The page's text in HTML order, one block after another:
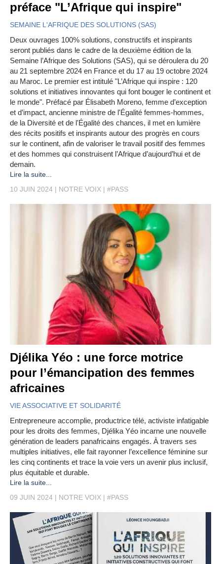
préface "L’Afrique qui inspire"
SEMAINE L'AFRIQUE DES SOLUTIONS (SAS)
Deux ouvrages 100% solutions, constructifs et inspirants
seront publiés dans le cadre de la deuxième édition de la
Semaine l’Afrique des Solutions (SAS), qui se déroulera du 20
au 21 septembre 2024 en France et du 17 au 19 octobre 2024
au Maroc. Le premier est intitulé "L’Afrique qui inspire : 120
solutions et initiatives innovantes qui font bouger le continent et
le monde". Préfacé par Élisabeth Moreno, femme d’exception
et d’impact, ancienne ministre de l'Égalité femmes-hommes,
de la Diversité et de l'Égalité des chances, il met en lumière
des récits positifs et inspirants autour des progrès en cours
sur le continent, afin de valoriser le travail positif des femmes
et des hommes qui construisent l’Afrique d’aujourd’hui et de
demain.
Lire la suite...
10 JUIN 2024
NOTRE VOIX #PASS
Djélika Yéo : une force motrice
pour l’émancipation des femmes
africaines
VIE ASSOCIATIVE ET SOLIDARITÉ
Entrepreneure accomplie, productrice télé, activiste infatigable
pour les droits des femmes, Djélika Yéo incarne une nouvelle
génération de leaders panafricains engagés. À travers ses
multiples initiatives, elle fait rayonner l’excellence féminine sur
les cinq continents et trace la voie vers un avenir plus inclusif,
plus équitable et durable.
Lire la suite...
09 JUIN 2024
NOTRE VOIX #PASS